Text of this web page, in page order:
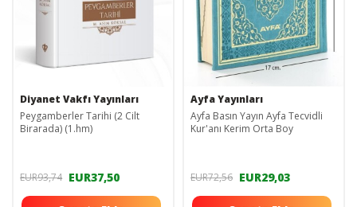
Diyanet Vakfı Yayınları
Peygamberler Tarihi (2 Cilt
Birarada) (1.hm)
EUR93,74 EUR37,50
Ayfa Yayınları
Ayfa Basın Yayın Ayfa Tecvidli
Kur'anı Kerim Orta Boy
EUR72,56 EUR29,03